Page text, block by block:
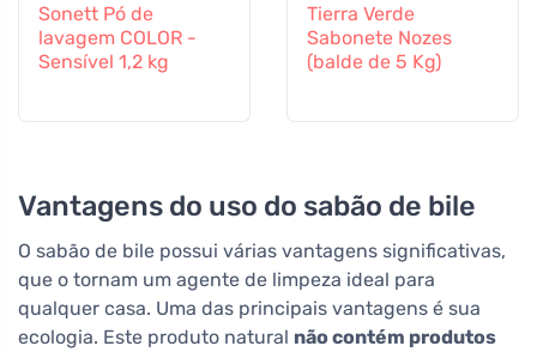
Sonett Pó de
lavagem COLOR -
Sensível 1,2 kg
Tierra Verde
Sabonete Nozes
(balde de 5 Kg)
Vantagens do uso do sabão de bile
O sabão de bile possui várias vantagens significativas,
que o tornam um agente de limpeza ideal para
qualquer casa. Uma das principais vantagens é sua
ecologia. Este produto natural não contém produtos